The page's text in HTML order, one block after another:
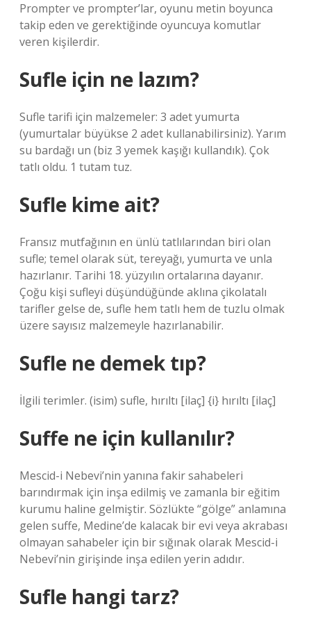
Prompter ve prompter’lar, oyunu metin boyunca
takip eden ve gerektiğinde oyuncuya komutlar
veren kişilerdir.
Sufle için ne lazım?
Sufle tarifi için malzemeler: 3 adet yumurta
(yumurtalar büyükse 2 adet kullanabilirsiniz). Yarım
su bardağı un (biz 3 yemek kaşığı kullandık). Çok
tatlı oldu. 1 tutam tuz.
Sufle kime ait?
Fransız mutfağının en ünlü tatlılarından biri olan
sufle; temel olarak süt, tereyağı, yumurta ve unla
hazırlanır. Tarihi 18. yüzyılın ortalarına dayanır.
Çoğu kişi sufleyi düşündüğünde aklına çikolatalı
tarifler gelse de, sufle hem tatlı hem de tuzlu olmak
üzere sayısız malzemeyle hazırlanabilir.
Sufle ne demek tıp?
İlgili terimler. (isim) sufle, hırıltı [ilaç] {i} hırıltı [ilaç]
Suffe ne için kullanılır?
Mescid-i Nebevi’nin yanına fakir sahabeleri
barındırmak için inşa edilmiş ve zamanla bir eğitim
kurumu haline gelmiştir. Sözlükte “gölge” anlamına
gelen suffe, Medine’de kalacak bir evi veya akrabası
olmayan sahabeler için bir sığınak olarak Mescid-i
Nebevi’nin girişinde inşa edilen yerin adıdır.
Sufle hangi tarz?